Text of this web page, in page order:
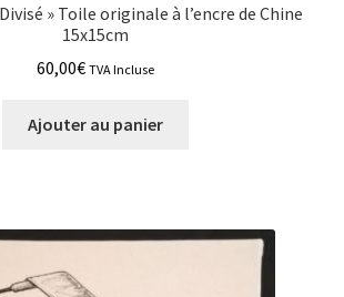
» Toile originale à l’encre de Chine
15x15cm
60,00€ TVA Incluse
Ajouter au panier